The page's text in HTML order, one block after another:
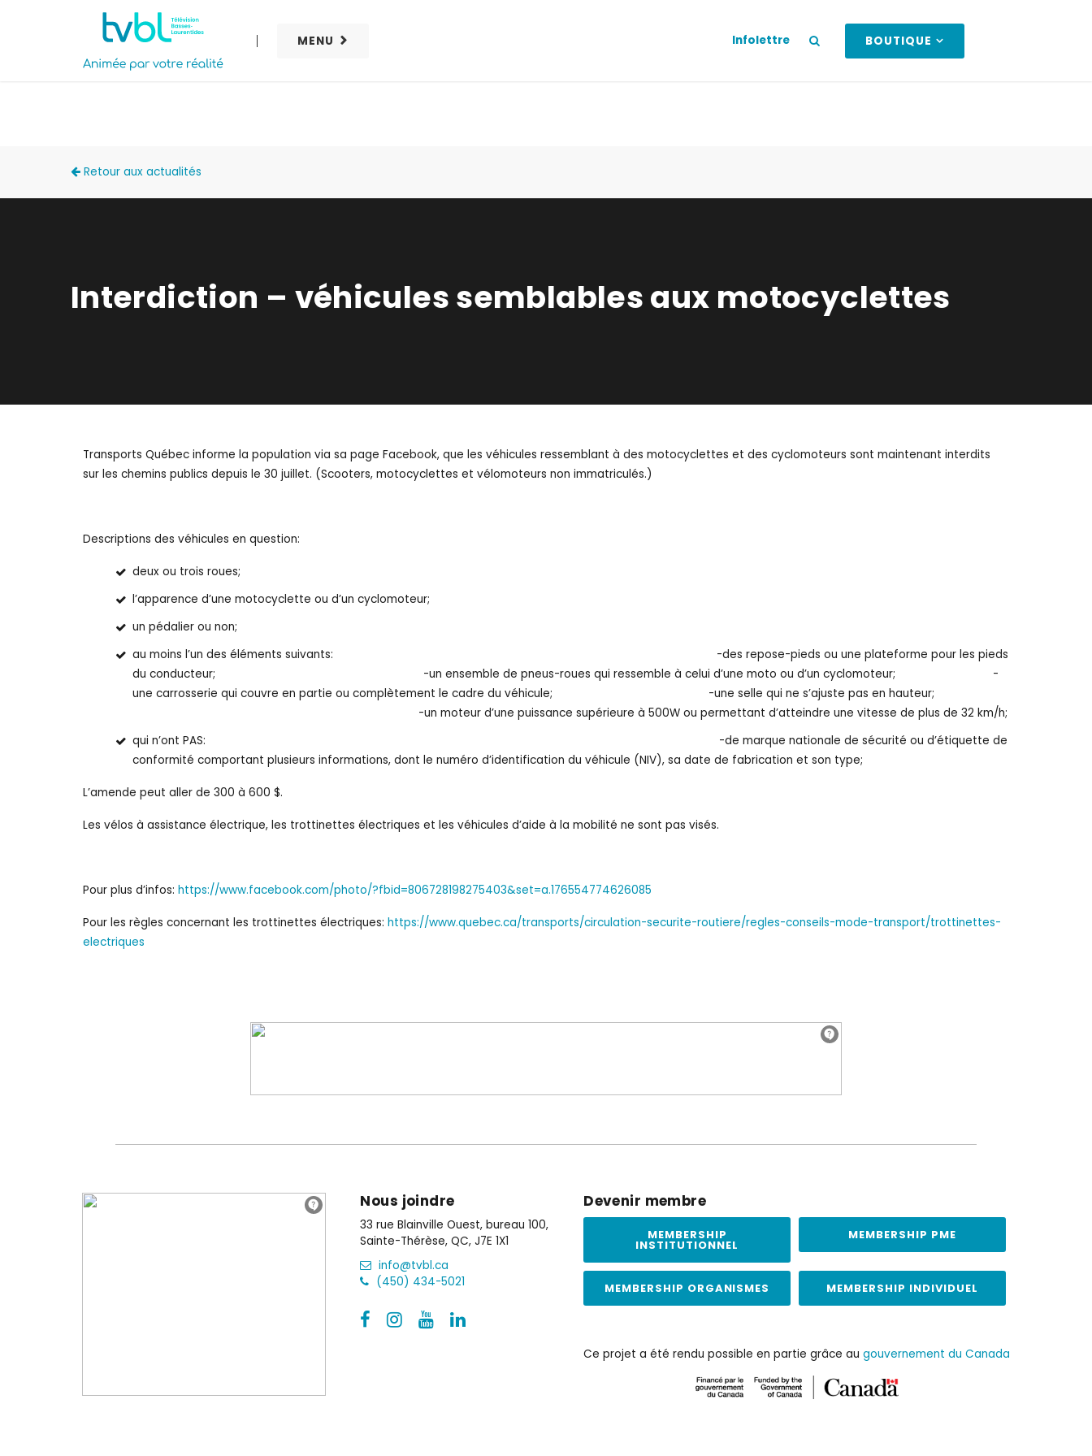
MENU Infolettre BOUTIQUE
Retour aux actualités
Interdiction – véhicules semblables aux motocyclettes
Transports Québec informe la population via sa page Facebook, que les véhicules ressemblant à des motocyclettes et des cyclomoteurs sont maintenant interdits
sur les chemins publics depuis le 30 juillet. (Scooters, motocyclettes et vélomoteurs non immatriculés.)
Descriptions des véhicules en question:
deux ou trois roues;
l’apparence d’une motocyclette ou d’un cyclomoteur;
un pédalier ou non;
au moins l’un des éléments suivants: -des repose-pieds ou une plateforme pour les pieds
du conducteur; -un ensemble de pneus-roues qui ressemble à celui d’une moto ou d’un cyclomoteur; -
une carrosserie qui couvre en partie ou complètement le cadre du véhicule; -une selle qui ne s’ajuste pas en hauteur;
-un moteur d’une puissance supérieure à 500W ou permettant d’atteindre une vitesse de plus de 32 km/h;
qui n’ont PAS: -de marque nationale de sécurité ou d’étiquette de
conformité comportant plusieurs informations, dont le numéro d’identification du véhicule (NIV), sa date de fabrication et son type;
L’amende peut aller de 300 à 600 $.
Les vélos à assistance électrique, les trottinettes électriques et les véhicules d’aide à la mobilité ne sont pas visés.
Pour plus d’infos: https://www.facebook.com/photo/?fbid=806728198275403&set=a.176554774626085
Pour les règles concernant les trottinettes électriques: https://www.quebec.ca/transports/circulation-securite-routiere/regles-conseils-mode-transport/trottinettes-
electriques
Nous joindre
33 rue Blainville Ouest, bureau 100,
Sainte-Thérèse, QC, J7E 1X1
info@tvbl.ca
(450) 434-5021
Devenir membre
MEMBERSHIP
INSTITUTIONNEL
MEMBERSHIP PME
MEMBERSHIP ORGANISMES MEMBERSHIP INDIVIDUEL
Ce projet a été rendu possible en partie grâce augouvernement du Canada